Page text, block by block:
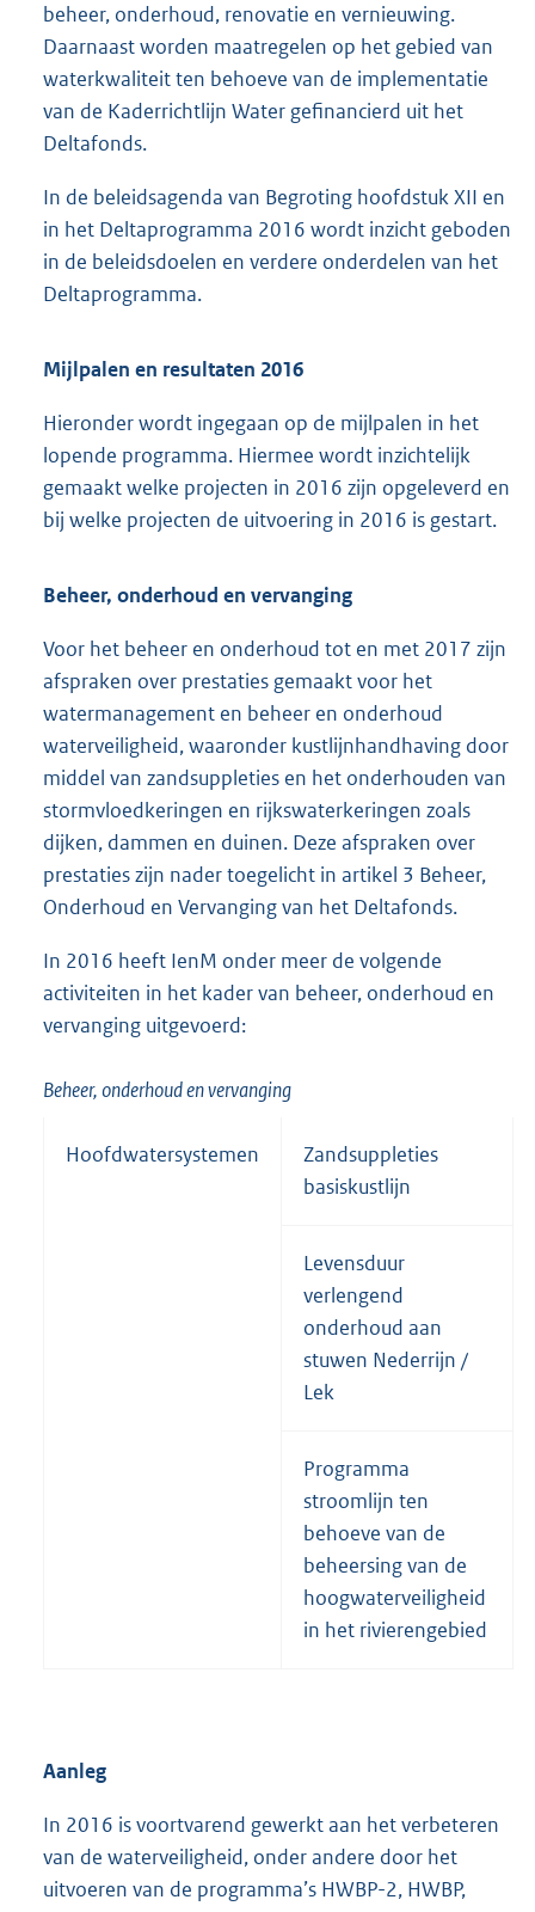
beheer, onderhoud, renovatie en vernieuwing.
Daarnaast worden maatregelen op het gebied van
waterkwaliteit ten behoeve van de implementatie
van de Kaderrichtlijn Water gefinancierd uit het
Deltafonds.
In de beleidsagenda van Begroting hoofdstuk XII en
in het Deltaprogramma 2016 wordt inzicht geboden
in de beleidsdoelen en verdere onderdelen van het
Deltaprogramma.
Mijlpalen en resultaten 2016
Hieronder wordt ingegaan op de mijlpalen in het
lopende programma. Hiermee wordt inzichtelijk
gemaakt welke projecten in 2016 zijn opgeleverd en
bij welke projecten de uitvoering in 2016 is gestart.
Beheer, onderhoud en vervanging
Voor het beheer en onderhoud tot en met 2017 zijn
afspraken over prestaties gemaakt voor het
watermanagement en beheer en onderhoud
waterveiligheid, waaronder kustlijnhandhaving door
middel van zandsuppleties en het onderhouden van
stormvloedkeringen en rijkswaterkeringen zoals
dijken, dammen en duinen. Deze afspraken over
prestaties zijn nader toegelicht in artikel 3 Beheer,
Onderhoud en Vervanging van het Deltafonds.
In 2016 heeft IenM onder meer de volgende
activiteiten in het kader van beheer, onderhoud en
vervanging uitgevoerd:
Beheer, onderhoud en vervanging
Hoofdwatersystemen
Zandsuppleties
basiskustlijn
Levensduur
verlengend
onderhoud aan
stuwen Nederrijn /
Lek
Programma
stroomlijn ten
behoeve van de
beheersing van de
hoogwaterveiligheid
in het rivierengebied
Aanleg
In 2016 is voortvarend gewerkt aan het verbeteren
van de waterveiligheid, onder andere door het
uitvoeren van de programma’s HWBP-2, HWBP,